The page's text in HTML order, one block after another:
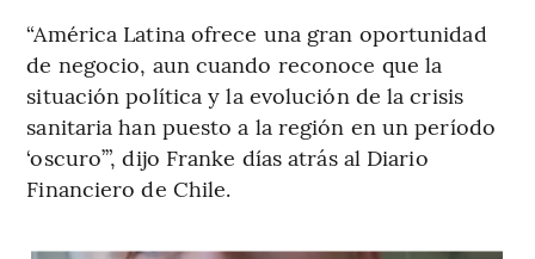
“América Latina ofrece una gran oportunidad
de negocio, aun cuando reconoce que la
situación política y la evolución de la crisis
sanitaria han puesto a la región en un período
‘oscuro’”, dijo Franke días atrás al Diario
Financiero de Chile.